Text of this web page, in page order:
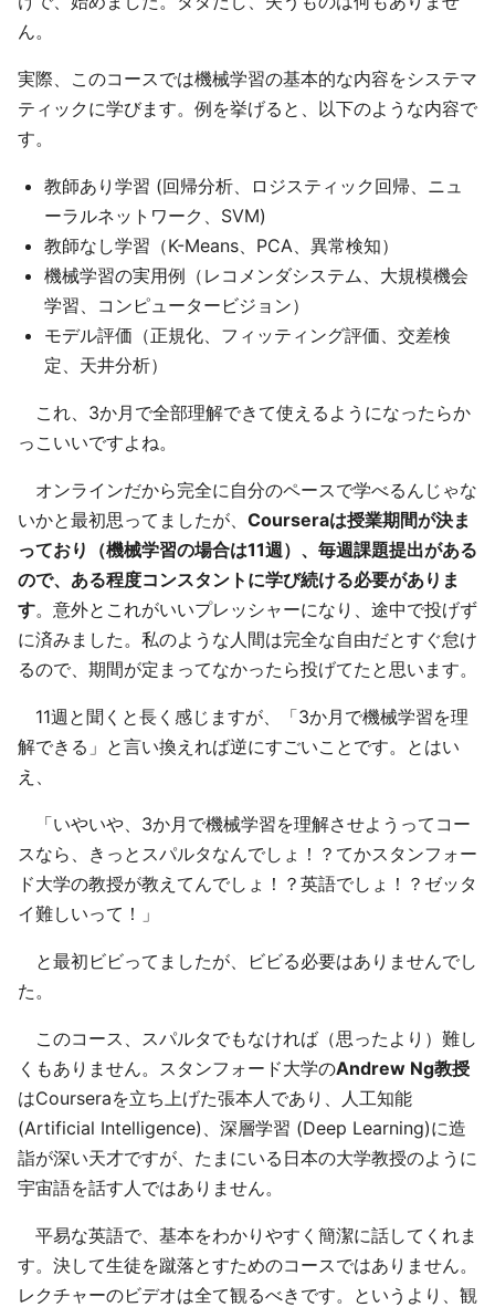
ん。
実際、このコースでは機械学習の基本的な内容をシステマ
ティックに学びます。例を挙げると、以下のような内容で
す。
教師あり学習 (回帰分析、ロジスティック回帰、ニュ
ーラルネットワーク、SVM)
教師なし学習（K-Means、PCA、異常検知）
機械学習の実用例（レコメンダシステム、大規模機会
学習、コンピュータービジョン）
モデル評価（正規化、フィッティング評価、交差検
定、天井分析）
これ、3か月で全部理解できて使えるようになったらか
っこいいですよね。
オンラインだから完全に自分のペースで学べるんじゃな
いかと最初思ってましたが、 Courseraは授業期間が決ま
っており（機械学習の場合は11週）、毎週課題提出がある
ので、ある程度コンスタントに学び続ける必要がありま
す。意外とこれがいいプレッシャーになり、途中で投げず
に済みました。私のような人間は完全な自由だとすぐ怠け
るので、期間が定まってなかったら投げてたと思います。
11週と聞くと長く感じますが、「3か月で機械学習を理
解できる」と言い換えれば逆にすごいことです。とはい
え、
「いやいや、3か月で機械学習を理解させようってコー
スなら、きっとスパルタなんでしょ！？てかスタンフォー
ド大学の教授が教えてんでしょ！？英語でしょ！？ゼッタ
イ難しいって！」
と最初ビビってましたが、ビビる必要はありませんでし
た。
このコース、スパルタでもなければ（思ったより）難し
くもありません。スタンフォード大学のAndrew Ng教授
はCourseraを立ち上げた張本人であり、人工知能
(Artificial Intelligence)、深層学習 (Deep Learning)に造
詣が深い天才ですが、たまにいる日本の大学教授のように
宇宙語を話す人ではありません。
平易な英語で、基本をわかりやすく簡潔に話してくれま
す。決して生徒を蹴落とすためのコースではありません。
レクチャーのビデオは全て観るべきです。というより、観